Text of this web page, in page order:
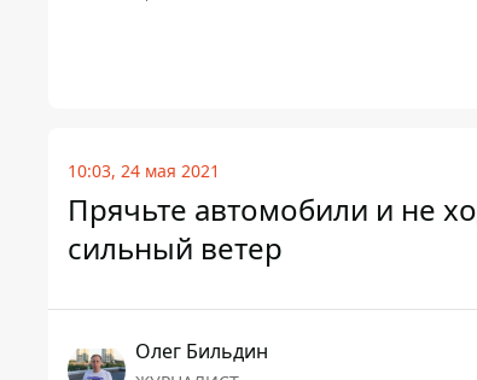
10:03, 24 мая 2021
Прячьте автомобили и не
сильный ветер
Олег Бильдин